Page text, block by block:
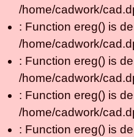
/home/cadwork/
: Function ereg() is
/home/cadwork/
: Function ereg() is
/home/cadwork/
: Function ereg() is
/home/cadwork/
: Function ereg() is